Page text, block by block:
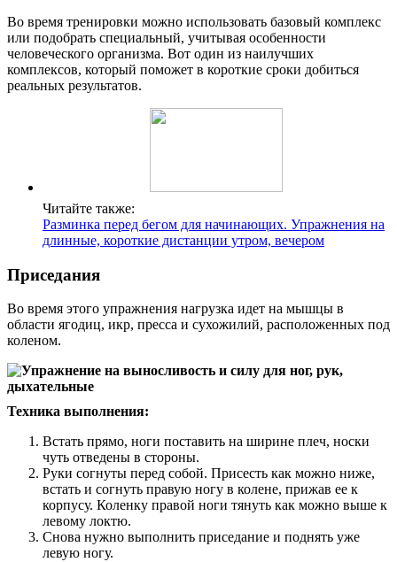
Во время тренировки можно использовать базовый комплекс
или подобрать специальный, учитывая особенности
человеческого организма. Вот один из наилучших
комплексов, который поможет в короткие сроки добиться
реальных результатов.
Читайте также:
Разминка перед бегом для начинающих. Упражнения на
длинные, короткие дистанции утром, вечером
Приседания
Во время этого упражнения нагрузка идет на мышцы в
области ягодиц, икр, пресса и сухожилий, расположенных под
коленом.
Техника выполнения:
Встать прямо, ноги поставить на ширине плеч, носки
чуть отведены в стороны.
Руки согнуты перед собой. Присесть как можно ниже,
встать и согнуть правую ногу в колене, прижав ее к
корпусу. Коленку правой ноги тянуть как можно выше к
левому локтю.
Снова нужно выполнить приседание и поднять уже
левую ногу.